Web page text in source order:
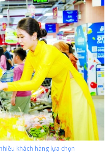
khách hàng lựa chọn